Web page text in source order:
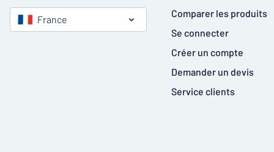
France
Comparer les produits
Se connecter
Créer un compte
Demander un devis
Service clients